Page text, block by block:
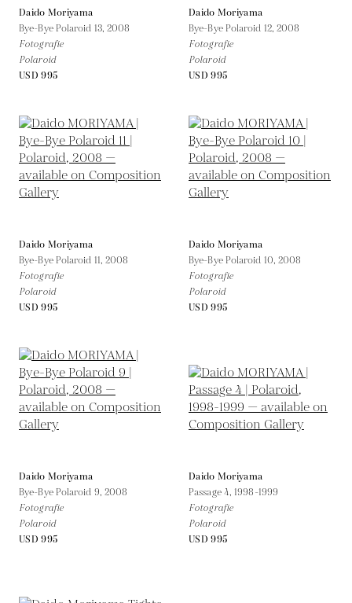
Daido Moriyama
Bye-Bye Polaroid 13,2008
Fotografie
Polaroid
USD 995
Daido Moriyama
Bye-Bye Polaroid 12,2008
Fotografie
Polaroid
USD 995
Daido Moriyama
Bye-Bye Polaroid 11,2008
Fotografie
Polaroid
USD 995
Daido Moriyama
Bye-Bye Polaroid 10,2008
Fotografie
Polaroid
USD 995
Daido Moriyama
Bye-Bye Polaroid 9, 2008
Fotografie
Polaroid
USD 995
Daido Moriyama
Passage 4,1998-1999
Fotografie
Polaroid
USD 995